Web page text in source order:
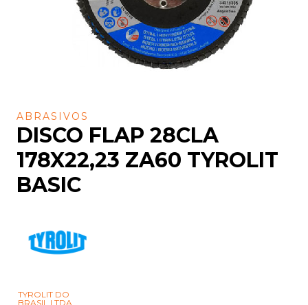
ABRASIVOS
DISCO FLAP 28CLA
178X22,23 ZA60 TYROLIT
BASIC
TYROLIT DO
BRASIL LTDA